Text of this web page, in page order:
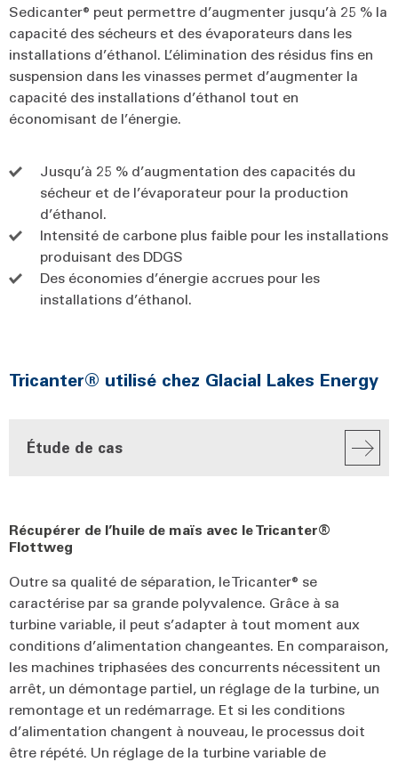
Sedicanter® peut permettre d’augmenter jusqu’à 25 % la
capacité des sécheurs et des évaporateurs dans les
installations d’éthanol. L’élimination des résidus fins en
suspension dans les vinasses permet d’augmenter la
capacité des installations d’éthanol tout en
économisant de l’énergie.
Jusqu’à 25 % d’augmentation des capacités du
sécheur et de l’évaporateur pour la production
d’éthanol.
Intensité de carbone plus faible pour les installations
produisant des DDGS
Des économies d’énergie accrues pour les
installations d’éthanol.
Tricanter® utilisé chez Glacial Lakes Energy
Étude de cas
Récupérer de l’huile de maïs avec le Tricanter®
Flottweg
Outre sa qualité de séparation, le Tricanter® se
caractérise par sa grande polyvalence. Grâce à sa
turbine variable, il peut s’adapter à tout moment aux
conditions d’alimentation changeantes. En comparaison,
les machines triphasées des concurrents nécessitent un
arrêt, un démontage partiel, un réglage de la turbine, un
remontage et un redémarrage. Et si les conditions
d’alimentation changent à nouveau, le processus doit
être répété. Un réglage de la turbine variable de